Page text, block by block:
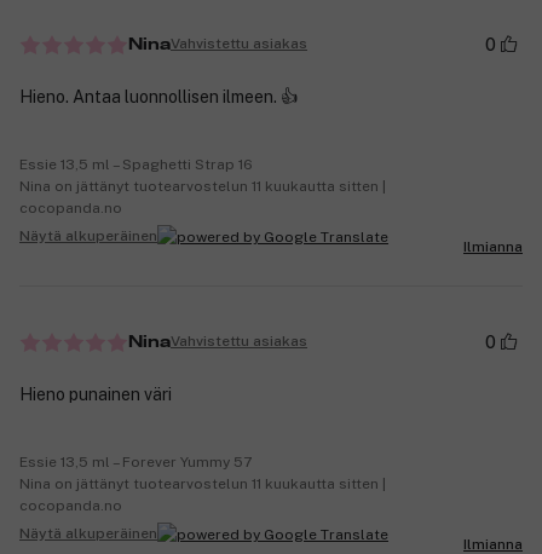
NinaVahvistettu asiakas 0
Hieno. Antaa luonnollisen ilmeen. 👍
Essie 13,5 ml – Spaghetti Strap 16
Nina on jättänyt tuotearvostelun 11 kuukautta sitten |
cocopanda.no
Näytä alkuperäinen
Ilmianna
NinaVahvistettu asiakas 0
Hieno punainen väri
Essie 13,5 ml – Forever Yummy 57
Nina on jättänyt tuotearvostelun 11 kuukautta sitten |
cocopanda.no
Näytä alkuperäinen
Ilmianna